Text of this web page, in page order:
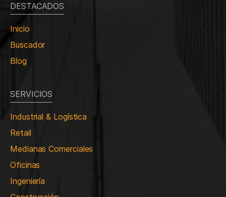
DESTACADOS
Inicio
Buscador
Blog
SERVICIOS
Industrial & Logística
Retail
Medianas Comerciales
Oficinas
Ingeniería